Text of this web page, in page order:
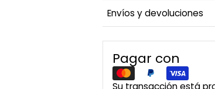
Envíos y devoluciones
Pagar con